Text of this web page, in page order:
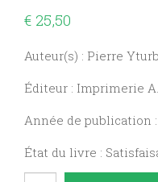
€ 25,50
Auteur(s) : Pierre
Éditeur : Imprimerie
Année de publication :
État du livre :